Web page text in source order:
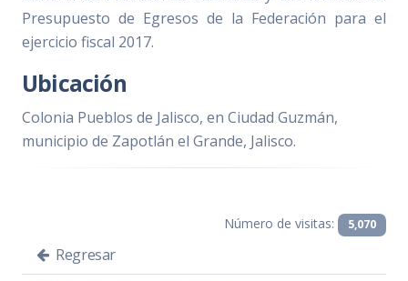
Presupuesto de Egresos de la Federación para el
ejercicio fiscal 2017.
Ubicación
Colonia Pueblos de Jalisco, en Ciudad Guzmán,
municipio de Zapotlán el Grande, Jalisco.
Número de visitas: 5,070
Regresar